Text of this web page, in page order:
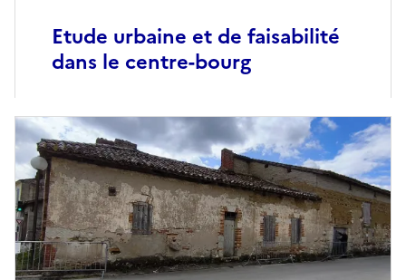
Etude urbaine et de faisabilité
dans le centre-bourg